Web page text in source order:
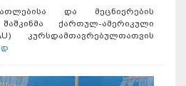
და მეცნიერების
შაშკინმა ქართულ-ამერიკული
კურსდამთავრებულთათვის